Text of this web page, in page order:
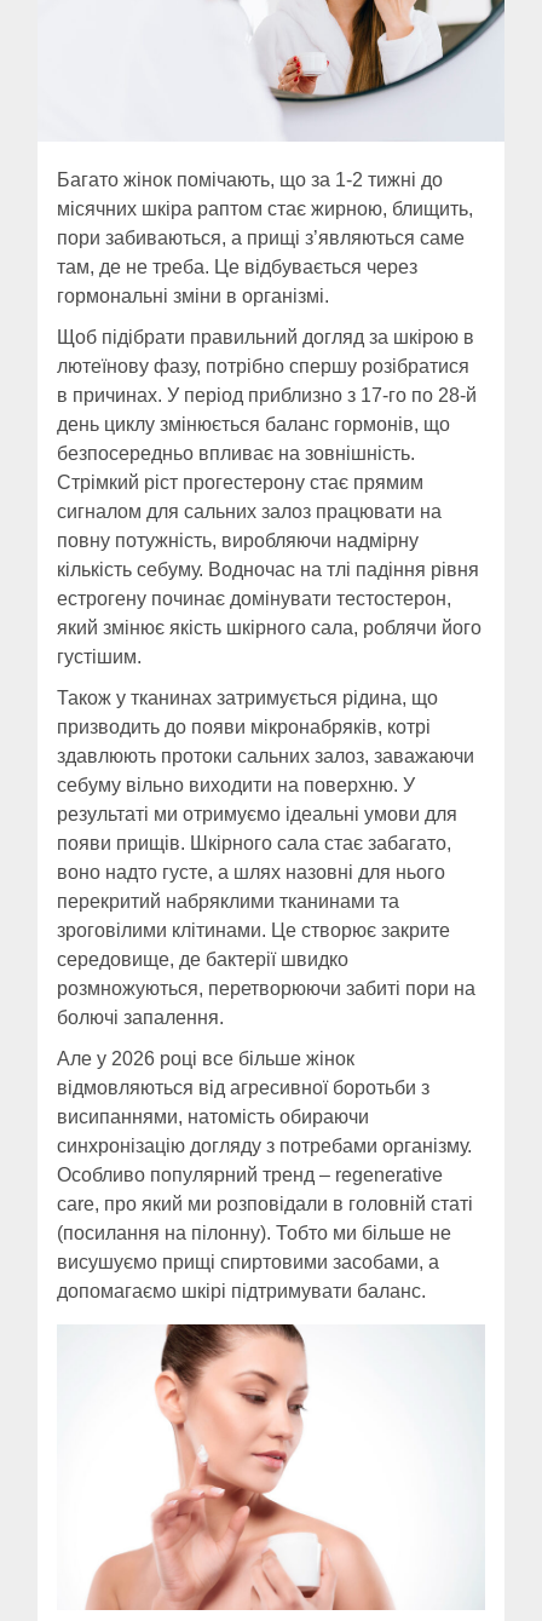
Багато жінок помічають, що за 1-2 тижні до
місячних шкіра раптом стає жирною, блищить,
пори забиваються, а прищі з’являються саме
там, де не треба. Це відбувається через
гормональні зміни в організмі.
Щоб підібрати правильний догляд за шкірою в
лютеїнову фазу, потрібно спершу розібратися
в причинах. У період приблизно з 17-го по 28-й
день циклу змінюється баланс гормонів, що
безпосередньо впливає на зовнішність.
Стрімкий ріст прогестерону стає прямим
сигналом для сальних залоз працювати на
повну потужність, виробляючи надмірну
кількість себуму. Водночас на тлі падіння рівня
естрогену починає домінувати тестостерон,
який змінює якість шкірного сала, роблячи його
густішим.
Також у тканинах затримується рідина, що
призводить до появи мікронабряків, котрі
здавлюють протоки сальних залоз, заважаючи
себуму вільно виходити на поверхню. У
результаті ми отримуємо ідеальні умови для
появи прищів. Шкірного сала стає забагато,
воно надто густе, а шлях назовні для нього
перекритий набряклими тканинами та
зроговілими клітинами. Це створює закрите
середовище, де бактерії швидко
розмножуються, перетворюючи забиті пори на
болючі запалення.
Але у 2026 році все більше жінок
відмовляються від агресивної боротьби з
висипаннями, натомість обираючи
синхронізацію догляду з потребами організму.
Особливо популярний тренд – regenerative
care, про який ми розповідали в головній статі
(посилання на пілонну). Тобто ми більше не
висушуємо прищі спиртовими засобами, а
допомагаємо шкірі підтримувати баланс.